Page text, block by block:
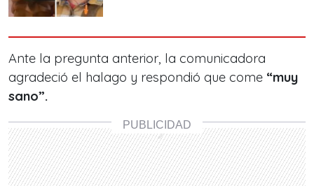
Ante la pregunta anterior, la comunicadora
agradeció el halago y respondió que come “muy
sano”.